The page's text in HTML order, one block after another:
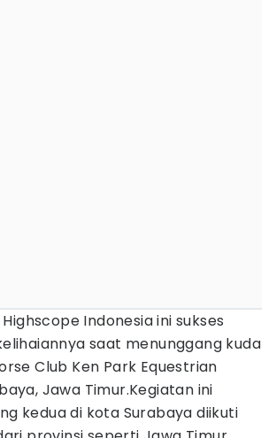
Indonesia ini sukses
saat menunggang kuda
Club Ken Park Equestrian
Jawa Timur.Kegiatan ini
kedua di kota Surabaya diikuti